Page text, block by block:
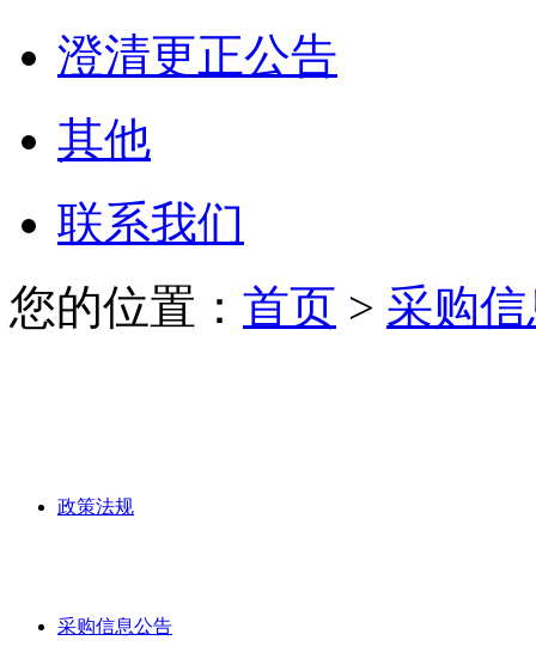
澄清更正公告
其他
联系我们
您的位置： 首页 > 采购
政策法规
采购信息公告